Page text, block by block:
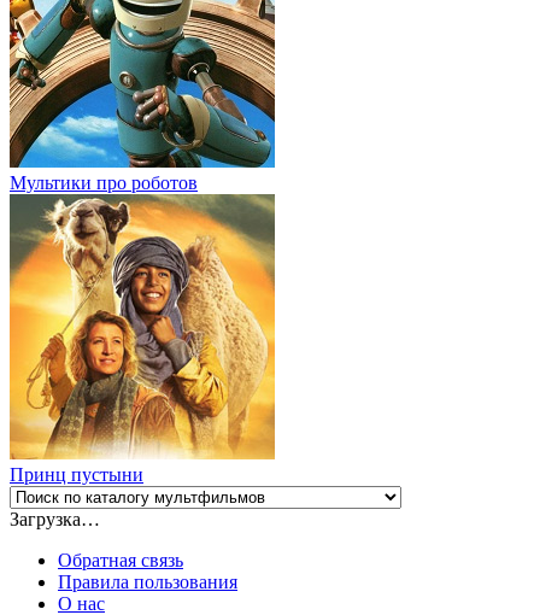
Мультики про роботов
Принц пустыни
Загрузка…
Обратная связь
Правила пользования
О нас